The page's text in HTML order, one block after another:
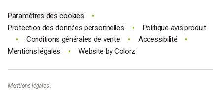
Paramètres des cookies •
Protection des données personnelles • Politique avis produit
• Conditions générales de vente • Accessibilité •
Mentions légales • Website byColorz
Mentions légales :